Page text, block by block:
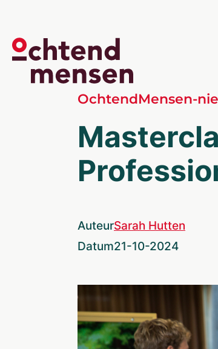
OchtendMensen-
AuteurSarah Hutten
Datum21-10-2024